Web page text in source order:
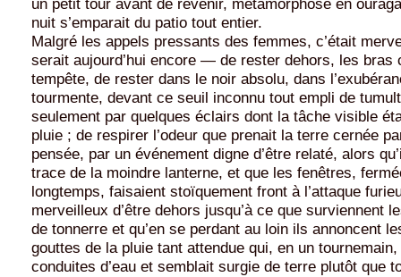
un petit tour avant de revenir, métamorphosé en
nuit s’emparait du patio tout entier.
Malgré les appels pressants des femmes, c’était
serait aujourd’hui encore — de rester dehors, les bras
tempête, de rester dans le noir absolu, dans
tourmente, devant ce seuil inconnu tout empli de
seulement par quelques éclairs dont la tâche visible
pluie ; de respirer l’odeur que prenait la terre cernée
pensée, par un événement digne d’être relaté, alors
trace de la moindre lanterne, et que les fenêtres,
longtemps, faisaient stoïquement front à l’attaque
merveilleux d’être dehors jusqu’à ce que surviennent
de tonnerre et qu’en se perdant au loin ils annoncent
gouttes de la pluie tant attendue qui, en un
conduites d’eau et semblait surgie de terre plutôt que